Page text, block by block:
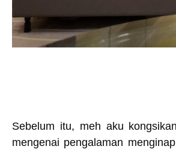
Sebelum itu, meh aku
mengenai pengalaman